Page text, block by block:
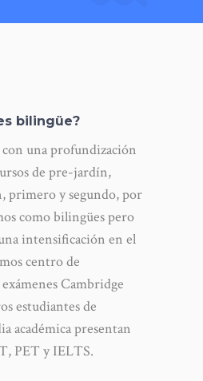
bilingüe?
una profundización
de pre-jardín,
primero y segundo, por
como bilingües pero
intensificación en el
centro de
Cambridge
estudiantes de
académica presentan
PET y IELTS.